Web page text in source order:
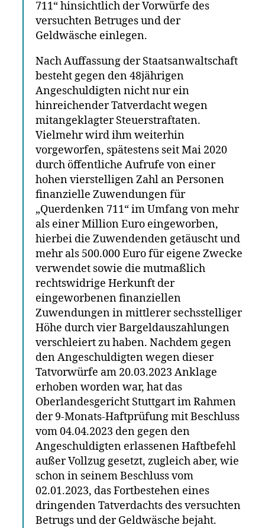
711“ hinsichtlich der Vorwürfe des
versuchten Betruges und der
Geldwäsche einlegen.
Nach Auffassung der Staatsanwaltschaft
besteht gegen den 48jährigen
Angeschuldigten nicht nur ein
hinreichender Tatverdacht wegen
mitangeklagter Steuerstraftaten.
Vielmehr wird ihm weiterhin
vorgeworfen, spätestens seit Mai 2020
durch öffentliche Aufrufe von einer
hohen vierstelligen Zahl an Personen
finanzielle Zuwendungen für
„Querdenken 711“ im Umfang von mehr
als einer Million Euro eingeworben,
hierbei die Zuwendenden getäuscht und
mehr als 500.000 Euro für eigene Zwecke
verwendet sowie die mutmaßlich
rechtswidrige Herkunft der
eingeworbenen finanziellen
Zuwendungen in mittlerer sechsstelliger
Höhe durch vier Bargeldauszahlungen
verschleiert zu haben. Nachdem gegen
den Angeschuldigten wegen dieser
Tatvorwürfe am 20.03.2023 Anklage
erhoben worden war, hat das
Oberlandesgericht Stuttgart im Rahmen
der 9-Monats-Haftprüfung mit Beschluss
vom 04.04.2023 den gegen den
Angeschuldigten erlassenen Haftbefehl
außer Vollzug gesetzt, zugleich aber, wie
schon in seinem Beschluss vom
02.01.2023, das Fortbestehen eines
dringenden Tatverdachts des versuchten
Betrugs und der Geldwäsche bejaht.